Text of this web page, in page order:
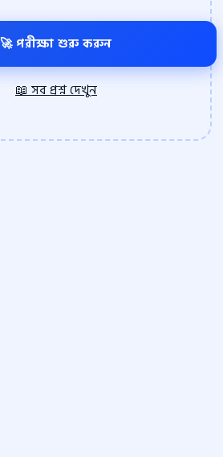
🚀 পরীক্ষা শুরু করুন
📖 সব প্রশ্ন দেখুন